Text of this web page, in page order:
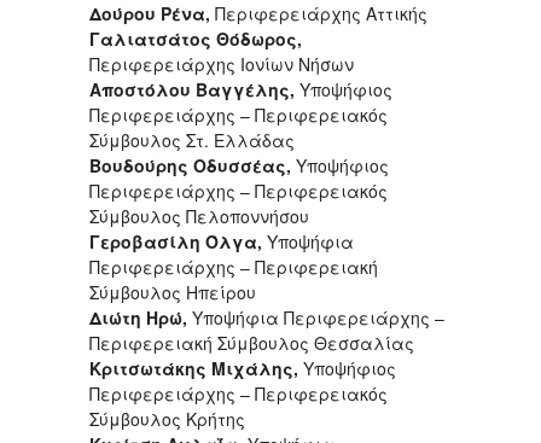
Δούρου Ρένα, Περιφερειάρχης Αττικής
Γαλιατσάτος Θόδωρος,
Περιφερειάρχης Ιονίων Νήσων
Αποστόλου Βαγγέλης, Υποψήφιος
Περιφερειάρχης – Περιφερειακός
Σύμβουλος Στ. Ελλάδας
Βουδούρης Οδυσσέας, Υποψήφιος
Περιφερειάρχης – Περιφερειακός
Σύμβουλος Πελοποννήσου
Γεροβασίλη Όλγα, Υποψήφια
Περιφερειάρχης – Περιφερειακή
Σύμβουλος Ηπείρου
Διώτη Ηρώ, Υποψήφια Περιφερειάρχης –
Περιφερειακή Σύμβουλος Θεσσαλίας
Κριτσωτάκης Μιχάλης, Υποψήφιος
Περιφερειάρχης – Περιφερειακός
Σύμβουλος Κρήτης